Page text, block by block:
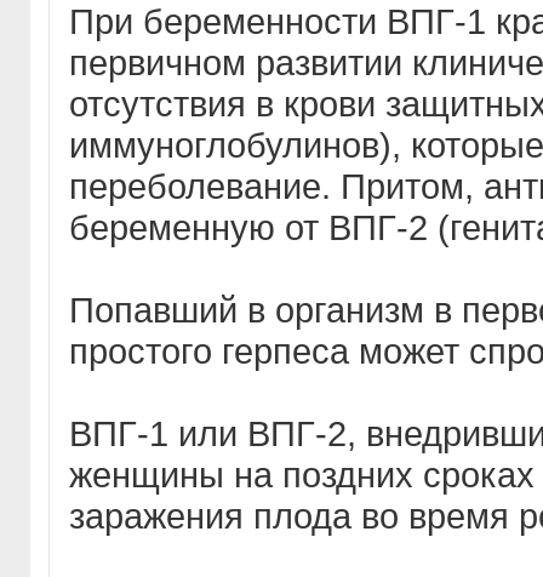
При беременности ВПГ-1
первичном развитии
отсутствия в крови
иммуноглобулинов),
переболевание. Притом,
беременную от ВПГ-2
Попавший в организм в
простого герпеса может
ВПГ-1 или ВПГ-2,
женщины на поздних сроках
заражения плода во время